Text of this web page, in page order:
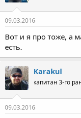
09.03.2016
Вот и я про тоже, а
есть.
Karakul
капитан 3-го
09.03.2016